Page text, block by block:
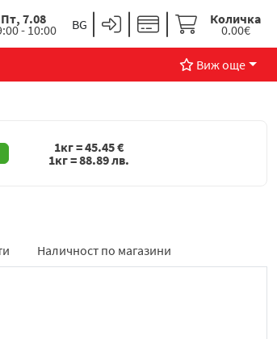
Пт, 7.08
- 10:00
Количка
0.00€
Виж още
1кг =45.45€
1кг =88.89лв.
Наличност по магазини